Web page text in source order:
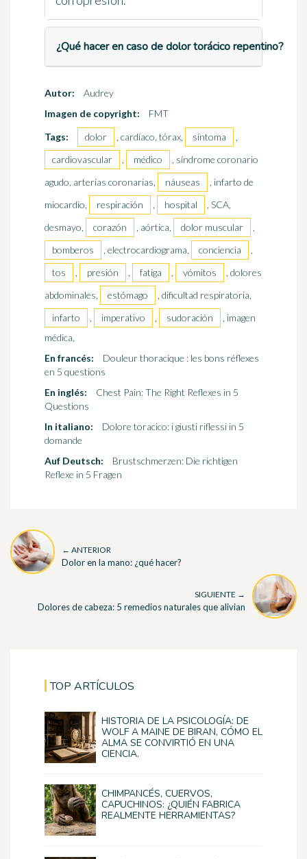
¿Qué hacer en caso de dolor torácico repentino?
Autor:
Audrey
Imagen de copyright:
FMT
Tags:
dolor , cardíaco, tórax, síntoma
,
cardiovascular
, médico
, síndrome coronario
agudo, arterias coronarias,
náuseas
, infarto de
miocardio,
respiración , hospital
, SCA,
desmayo,
corazón , aórtica, dolor muscular
,
bomberos
, electrocardiograma, conciencia
,
tos
, presión , fatiga , vómitos
, dolores
abdominales,
estómago
, dificultad respiratoria,
infarto
, imperativo , sudoración
, imagen
médica,
En francés:
Douleur thoracique : les bons réflexes
en 5 questions
En inglés:
Chest Pain: The Right Reflexes in 5
Questions
In italiano:
Dolore toracico: i giusti riflessi in 5
domande
Auf Deutsch:
Brustschmerzen: Die richtigen
Reflexe in 5 Fragen
← ANTERIOR
Dolor en la mano: ¿qué hacer?
SIGUIENTE →
Dolores de cabeza: 5 remedios naturales que alivian
TOP ARTÍCULOS
HISTORIA DE LA PSICOLOGÍA: DE
WOLF A MAINE DE BIRAN, CÓMO EL
ALMA SE CONVIRTIÓ EN UNA
CIENCIA.
CHIMPANCÉS, CUERVOS,
CAPUCHINOS: ¿QUIÉN FABRICA
REALMENTE HERRAMIENTAS?